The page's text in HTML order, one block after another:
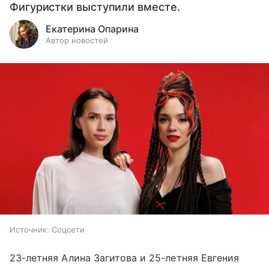
Фигуристки выступили вместе.
Екатерина Опарина
Автор новостей
Источник: Соцсети
23-летняя Алина Загитова и 25-летняя Евгения